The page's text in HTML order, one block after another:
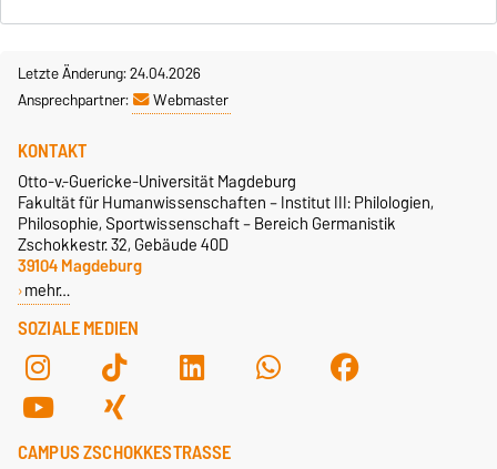
Letzte Änderung: 24.04.2026
Ansprechpartner:
Webmaster
SOZIALE MEDIEN
KONTAKT
Otto-v.-Guericke-Universität Magdeburg
Fakultät für Humanwissenschaften – Institut III: Philologien,
Philosophie, Sportwissenschaft – Bereich Germanistik
Zschokkestr. 32, Gebäude 40D
39104 Magdeburg
mehr…
CAMPUS ZSCHOKKESTRASSE